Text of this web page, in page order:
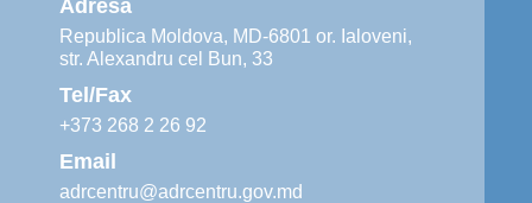
Adresa
Republica Moldova, MD-6801 or. Ialoveni,
str. Alexandru cel Bun, 33
Tel/Fax
+373 268 2 26 92
Email
adrcentru@adrcentru.gov.md